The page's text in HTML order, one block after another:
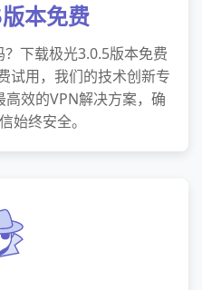
本免费
下载极光3.0.5版本免费
试用，我们的技术创新专
效的VPN解决方案，确
始终安全。